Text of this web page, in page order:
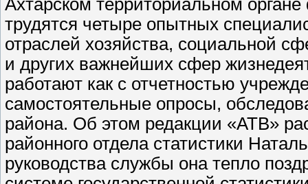
Ахтарском территориальном
трудятся четыре опытных
отраслей хозяйства, социальной
и других важнейших сфер
работают как с отчетностью
самостоятельные опросы,
района. Об этом редакции «АТВ»
районного отдела статистики
руководства службы она тепло